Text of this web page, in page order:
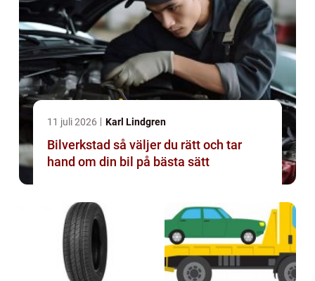
11 juli 2026 Karl Lindgren
Bilverkstad så väljer du rätt och tar
hand om din bil på bästa sätt